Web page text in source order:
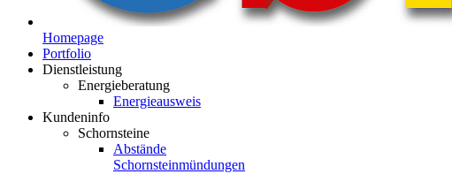
Homepage
Portfolio
Dienstleistung
Energieberatung
Energieausweis
Kundeninfo
Schornsteine
Abstände
Schornsteinmündungen